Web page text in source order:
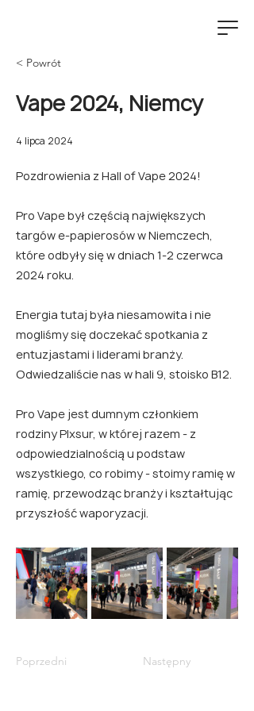
< Powrót
Vape 2024, Niemcy
4 lipca 2024
Pozdrowienia z Hall of Vape 2024!
Pro Vape był częścią największych
targów e-papierosów w Niemczech,
które odbyły się w dniach 1-2 czerwca
2024 roku.
Energia tutaj była niesamowita i nie
mogliśmy się doczekać spotkania z
entuzjastami i liderami branży.
Odwiedzaliście nas w hali 9, stoisko B12.
Pro Vape jest dumnym członkiem
rodziny Plxsur, w której razem - z
odpowiedzialnością u podstaw
wszystkiego, co robimy - stoimy ramię w
ramię, przewodząc branży i kształtując
przyszłość waporyzacji.
Poprzedni Następny